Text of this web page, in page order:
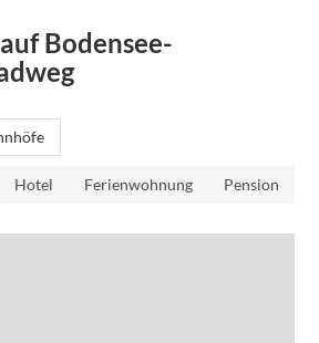
Bodensee-
Hotel Ferienwohnung Pension